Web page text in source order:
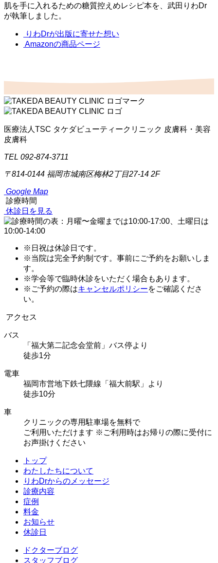
肌を手に入れるための糖質控えめレシピ本を、武田りわDr
が執筆しました。
りわDrが出版に寄せた想い
Amazonの商品ページ